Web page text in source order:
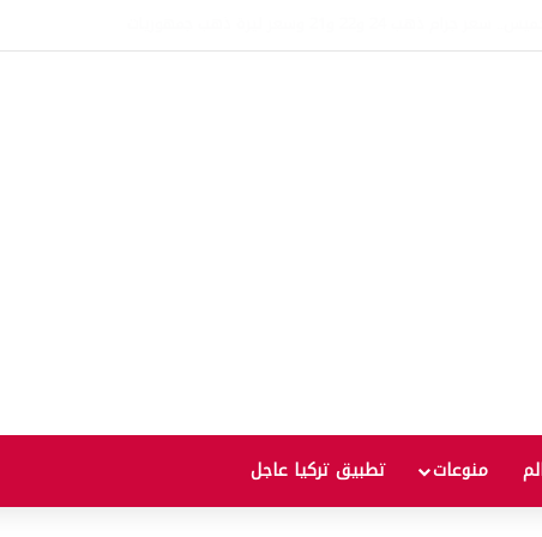
منوعات تطبيق تركيا عاجل